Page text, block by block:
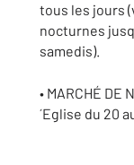
tous les jours
nocturnes
samedis).
• MARCHÉ DE
´Eglise du 20